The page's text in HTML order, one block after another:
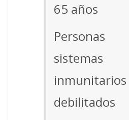
65 años
sistemas
inmunitarios
debilitados